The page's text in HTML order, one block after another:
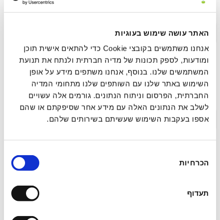
האתר עושה שימוש בעוגיות
אנחנו משתמשים בקובצי Cookie כדי להתאים אישית תוכן
ומודעות, לספק תכונות של מדיה חברתית ולנתח את תנועת
המשתמשים שלנו. בנוסף, אנחנו משתפים מידע על אופן
השימוש באתר שלנו עם השותפים שלנו מתחומי המדיה
החברתית, הפרסום וניתוח הנתונים. גורמים אלה עשויים
לשלב את הנתונים האלה עם מידע אחר שסיפקתם או שהם
אספו בעקבות השימוש שעשיתם בשירותים שלהם.
הסכמה
הכרחיות
תעדוף
נוירו־אינטגרטיבית
תקציר >
עיבוד ושחרור רגשי מהיר (FEEL): מסגרת סומטית
להשלמת מעגל הסטרס בפחד הקשור לטראומה
תקציר >
ההשפעה המיטיבה של חוויות פסיכדליות אקוטיות
על רגש ומיינדפולנס בחיי היומיום בשלב